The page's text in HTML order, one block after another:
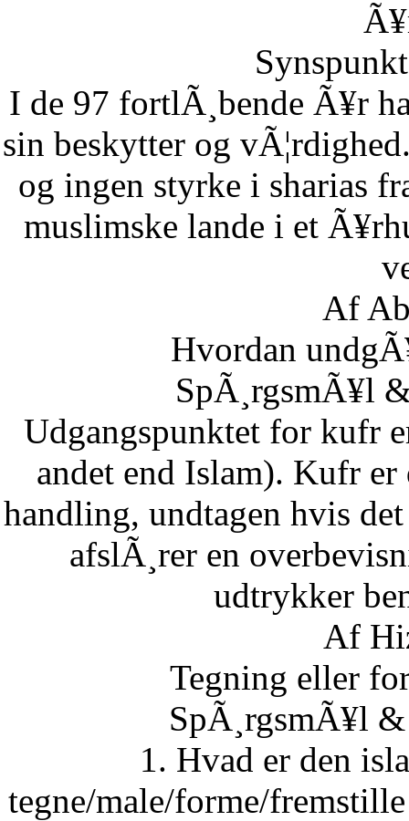
I de 97 fortlÃ¸bende Ã¥r
sin beskytter og
og ingen styrke i sharias
muslimske lande i et
Af
Hvordan
SpÃ¸rgsmÃ¥l
Udgangspunktet for kufr
andet end Islam). Kufr
handling, undtagen hvis
afslÃ¸rer en
udtrykker
Af
Tegning eller
SpÃ¸rgsmÃ¥l
1. Hvad er den
tegne/male/forme/